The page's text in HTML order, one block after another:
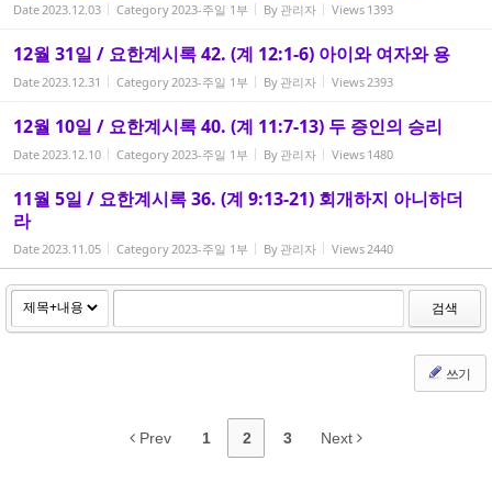
Date2023.12.03 Category2023-주일 1부 By 관리자 Views 1393
12월 31일 / 요한계시록 42. (계 12:1-6) 아이와 여자와 용
Date2023.12.31 Category2023-주일 1부 By 관리자 Views2393
12월 10일 / 요한계시록 40. (계 11:7-13) 두 증인의 승리
Date2023.12.10 Category2023-주일 1부 By 관리자 Views 1480
11월 5일 / 요한계시록 36. (계 9:13-21) 회개하지 아니하더
라
Date2023.11.05 Category2023-주일 1부 By 관리자 Views2440
검색
쓰기
Prev 1 2 3 Next